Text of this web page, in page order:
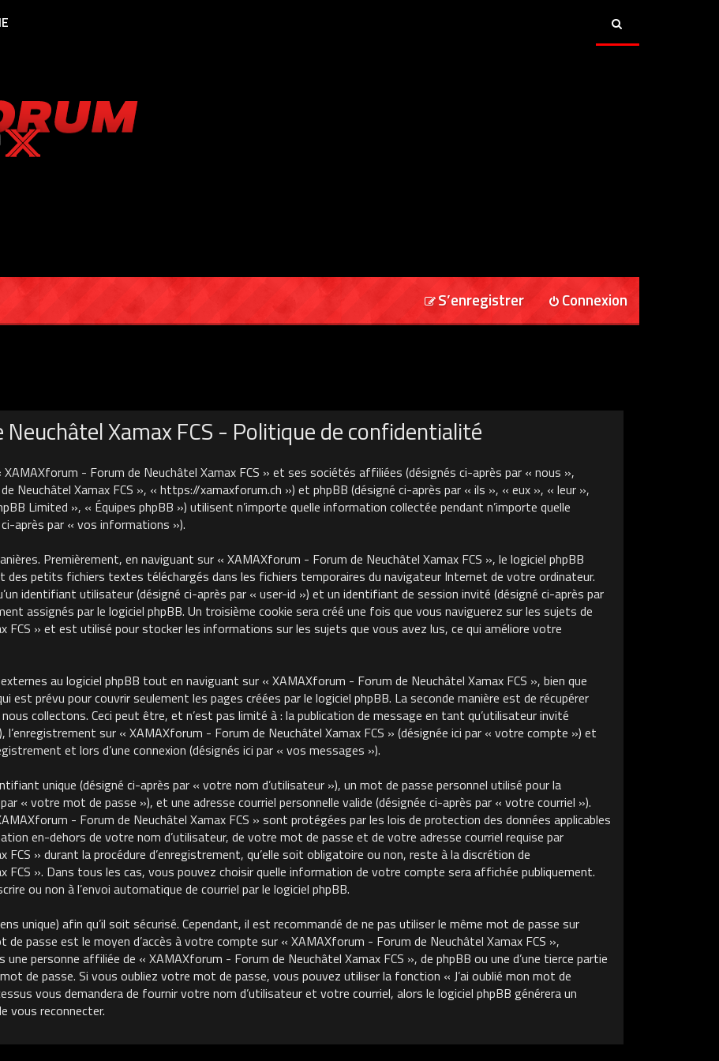
Connexion
S’enregistrer
Xamax FCS - Politique de confidentialité
- Forum de Neuchâtel Xamax FCS » et ses sociétés affiliées (désignés ci-après par « nous »,
Neuchâtel Xamax FCS », « https://xamaxforum.ch ») et phpBB (désigné ci-après par « ils », « eux », « leur »,
Limited », « Équipes phpBB ») utilisent n’importe quelle information collectée pendant n’importe quelle
après par « vos informations »).
Premièrement, en naviguant sur « XAMAXforum - Forum de Neuchâtel Xamax FCS », le logiciel phpBB
des petits fichiers textes téléchargés dans les fichiers temporaires du navigateur Internet de votre ordinateur.
identifiant utilisateur (désigné ci-après par « user-id ») et un identifiant de session invité (désigné ci-après par
assignés par le logiciel phpBB. Un troisième cookie sera créé une fois que vous naviguerez sur les sujets de
FCS » et est utilisé pour stocker les informations sur les sujets que vous avez lus, ce qui améliore votre
au logiciel phpBB tout en naviguant sur « XAMAXforum - Forum de Neuchâtel Xamax FCS », bien que
est prévu pour couvrir seulement les pages créées par le logiciel phpBB. La seconde manière est de récupérer
collectons. Ceci peut être, et n’est pas limité à : la publication de message en tant qu’utilisateur invité
sur « XAMAXforum - Forum de Neuchâtel Xamax FCS » (désignée ici par « votre compte ») et
et lors d’une connexion (désignés ici par « vos messages »).
unique (désigné ci-après par « votre nom d’utilisateur »), un mot de passe personnel utilisé pour la
« votre mot de passe »), et une adresse courriel personnelle valide (désignée ci-après par « votre courriel »).
- Forum de Neuchâtel Xamax FCS » sont protégées par les lois de protection des données applicables
en-dehors de votre nom d’utilisateur, de votre mot de passe et de votre adresse courriel requise par
» durant la procédure d’enregistrement, qu’elle soit obligatoire ou non, reste à la discrétion de
FCS ». Dans tous les cas, vous pouvez choisir quelle information de votre compte sera affichée publiquement.
ou non à l’envoi automatique de courriel par le logiciel phpBB.
unique) afin qu’il soit sécurisé. Cependant, il est recommandé de ne pas utiliser le même mot de passe sur
passe est le moyen d’accès à votre compte sur « XAMAXforum - Forum de Neuchâtel Xamax FCS »,
personne affiliée de « XAMAXforum - Forum de Neuchâtel Xamax FCS », de phpBB ou une d’une tierce partie
de passe. Si vous oubliez votre mot de passe, vous pouvez utiliser la fonction « J’ai oublié mon mot de
vous demandera de fournir votre nom d’utilisateur et votre courriel, alors le logiciel phpBB générera un
vous reconnecter.